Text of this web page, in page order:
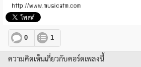
0 1
ความคิดเห็นเกี่ยวกับคอร์ดเพลงนี้